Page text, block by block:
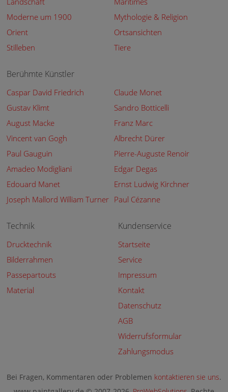
Moderne um 1900
Mythologie & Religion
Orient
Ortsansichten
Stilleben
Tiere
Berühmte Künstler
Caspar David Friedrich
Claude Monet
Gustav Klimt
Sandro Botticelli
August Macke
Franz Marc
Vincent van Gogh
Albrecht Dürer
Paul Gauguin
Pierre-Auguste Renoir
Amadeo Modigliani
Edgar Degas
Edouard Manet
Ernst Ludwig Kirchner
Joseph Mallord William Turner Paul Cézanne
Technik
Drucktechnik
Bilderrahmen
Passepartouts
Material
Kundenservice
Startseite
Service
Impressum
Kontakt
Datenschutz
AGB
Widerrufsformular
Zahlungsmodus
Bei Fragen, Kommentaren oder Problemen kontaktieren sie uns.